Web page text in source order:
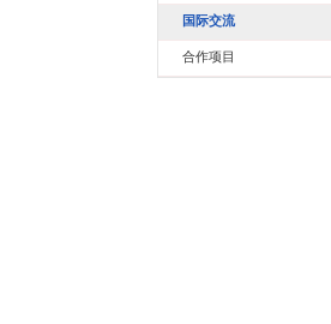
国际交流
合作项目